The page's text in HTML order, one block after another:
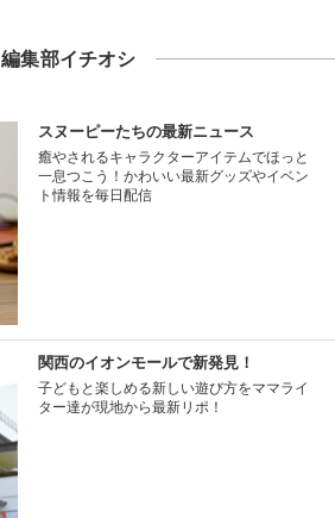
編集部イチオシ
スヌーピーたちの最新ニュース
癒やされるキャラクターアイテムでほっと
一息つこう！かわいい最新グッズやイベン
ト情報を毎日配信
関西のイオンモールで新発見！
子どもと楽しめる新しい遊び方をママライ
ター達が現地から最新リポ！